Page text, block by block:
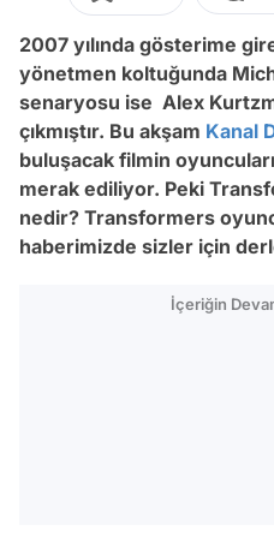
2007 yılında gösterime
yönetmen koltuğunda
senaryosu ise Alex
çıkmıştır. Bu akşam Kanal
buluşacak filmin
merak ediliyor. Peki
nedir? Transformers
haberimizde sizler için
İçeriğin